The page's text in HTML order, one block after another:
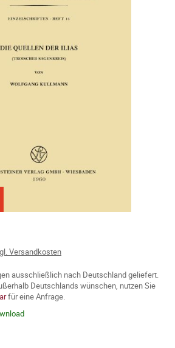
Versandkosten
ausschließlich nach Deutschland geliefert.
Deutschlands wünschen, nutzen Sie
für eine Anfrage.